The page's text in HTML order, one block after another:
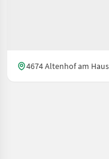
4674 Altenhof am